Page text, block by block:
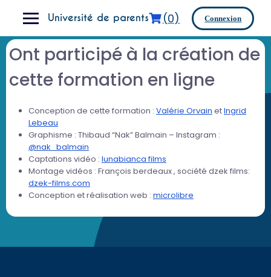
Université de parents (0) Connexion
Ont participé à la création de
cette formation en ligne
Conception de cette formation : Valérie Orvain etIngrid
Lebeau
Graphisme : Thibaud “Nak” Balmain – Instagram :
@nak_balmain
Captations vidéo : lunabianca films
Montage vidéos : François berdeaux , société dzek films:
dzek-films.com
Conception et réalisation web : microlibre